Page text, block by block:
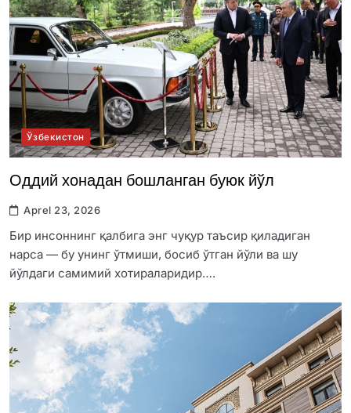
Ўзбекистон
Оддий хонадан бошланган буюк йўл
Aprel 23, 2026
Бир инсоннинг қалбига энг чуқур таъсир қиладиган
нарса — бу унинг ўтмиши, босиб ўтган йўли ва шу
йўлдаги самимий хотираларидир….